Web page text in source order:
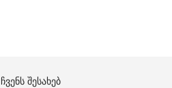
ᲩᲕᲔᲜᲡ ᲨᲔᲡᲐᲮᲔᲑ